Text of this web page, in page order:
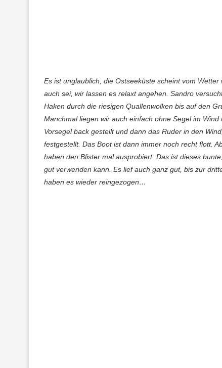
Es ist unglaublich, die Ostseeküste scheint vom
auch sei, wir lassen es relaxt angehen. Sandro
Haken durch die riesigen Quallenwolken bis auf den
Manchmal liegen wir auch einfach ohne Segel im
Vorsegel back gestellt und dann das Ruder in den
festgestellt. Das Boot ist dann immer noch recht flott.
haben den Blister mal ausprobiert. Das ist dieses
gut verwenden kann. Es lief auch ganz gut, bis zur
haben es wieder reingezogen…